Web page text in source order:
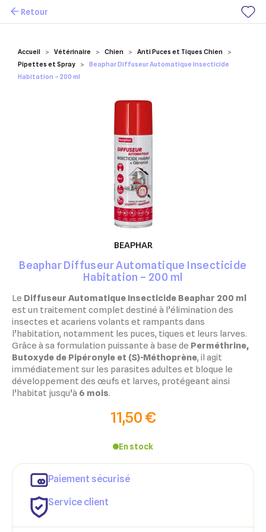
Mes favoris
Accueil Vétérinaire Chien
Anti Puces et Tiques Chien
Pipettes et Spray
Beaphar Diffuseur Automatique Insecticide
Habitation – 200 ml
Retour
BEAPHAR
Beaphar Diffuseur Automatique Insecticide
Habitation – 200 ml
Le Diffuseur Automatique Insecticide Beaphar 200 ml
est un traitement complet destiné à l’élimination des
insectes et acariens volants et rampants dans
l’habitation, notamment les puces, tiques et leurs larves.
Grâce à sa formulation puissante à base de Perméthrine,
Butoxyde de Pipéronyle et (S)-Méthoprène, il agit
immédiatement sur les parasites adultes et bloque le
développement des œufs et larves, protégeant ainsi
l’habitat jusqu’à 6 mois.
11,50 €
En stock
Paiement sécurisé
Service client